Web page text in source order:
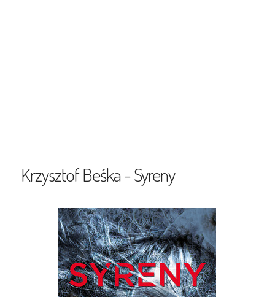
Krzysztof Beśka - Syreny